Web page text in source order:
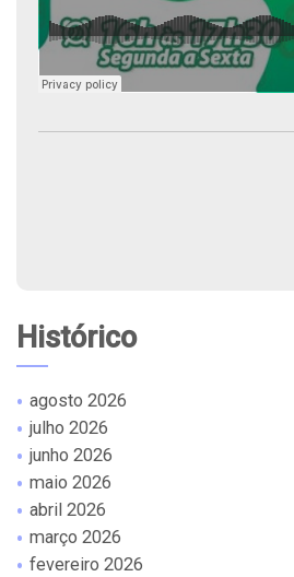
Histórico
agosto 2026
julho 2026
junho 2026
maio 2026
abril 2026
março 2026
fevereiro 2026